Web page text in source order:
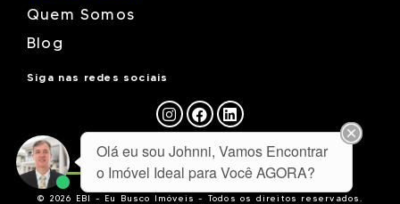
Quem Somos
Blog
Siga nas redes sociais
© 2026 EBI - Eu Busco Imóveis - Todos os direitos reservados.
Olá eu sou Johnni, Vamos Encontrar
o Imóvel Ideal para Você AGORA?